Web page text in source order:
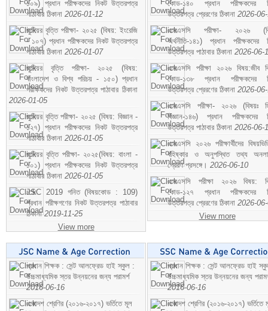
১০৯) প্রধান পরীক্ষকদের নিকট উত্তরপত্র
পাঠাবার ঠিকানা 2026-01-12
জুনিয়র বৃত্তি পরীক্ষা- ২০২৫ (বিষয়: ইংরেজি
- ১০৭) প্রধান পরীক্ষকদের নিকট উত্তরপত্র
পাঠাবার ঠিকানা 2026-01-07
জুনিয়র বৃত্তি পরীক্ষা- ২০২৫ (বিষয়:
বাংলাদেশ ও বিশ্ব পরিচয় - ১৫০) প্রধান
পরীক্ষকদের নিকট উত্তরপত্র পাঠাবার ঠিকানা
2026-01-05
জুনিয়র বৃত্তি পরীক্ষা- ২০২৫ (বিষয়: বিজ্ঞান -
১২৭) প্রধান পরীক্ষকদের নিকট উত্তরপত্র
পাঠাবার ঠিকানা 2026-01-05
জুনিয়র বৃত্তি পরীক্ষা- ২০২৫(বিষয়: বাংলা -
১০১) প্রধান পরীক্ষকদের নিকট উত্তরপত্র
পাঠাবার ঠিকানা 2026-01-05
JSC 2019 গনিত (বিষয়কোড : 109)
প্রধান পরীক্ষগণের নিকট উত্তরপত্র পাঠাবার
ঠিকানা2019-11-25
View more
কোড-১৪০ প্রধান পরীক্ষকদের
উত্তরপত্র প্রেরণের ঠিকানা 2026-
এসএসসি পরীক্ষা- ২০২৬
অর্থনীতি-১৪১) প্রধান পরীক্ষকদের
উত্তরপত্র পাঠাবার ঠিকানা 2026-06-
এসএসসি পরীক্ষা ২০২৬ বিষয়:জীব
কোড-১৩৮ প্রধান পরীক্ষকদের
উত্তরপত্র প্রেরণের ঠিকানা 2026-
এসএসসি পরীক্ষা- ২০২৬ (বিষয়ঃ
বিজ্ঞান-১৪৬) প্রধান পরীক্ষকদের
উত্তরপত্র পাঠাবার ঠিকানা 2026-06-
এসএসসি ২০২৬ পরীক্ষার্থীদের
বহিষ্কার ও অনুপস্থিত তথ্য
প্রেরণ প্রসঙ্গে। 2026-06-10
এসএসসি পরীক্ষা ২০২৬ বিষয়:
কোড-১২৭ প্রধান পরীক্ষকদের
উত্তরপত্র প্রেরণের ঠিকানা 2026-
View more
প্রধান শিক্ষক : সেন্ট আলফ্রেড হাই স্কুল :
উচ্চমাধ্যমিক স্তর উন্নয়নের জন্য পরামর্শ
2016-06-16
একাদশ শ্রেণির (২০১৬-২০১৭) ভর্তিতে মূল
প্রধান শিক্ষক : সেন্ট আলফ্রেড হাই
উচ্চমাধ্যমিক স্তর উন্নয়নের জন্য
2016-06-16
একাদশ শ্রেণির (২০১৬-২০১৭) ভর্তিতে